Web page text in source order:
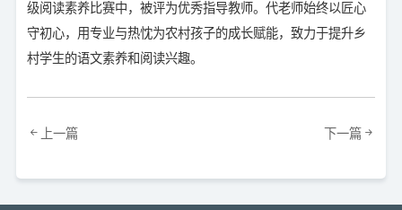
级阅读素养比赛中，被评为优秀指导教师。代老师始终以匠心
守初心，用专业与热忱为农村孩子的成长赋能，致力于提升乡
村学生的语文素养和阅读兴趣。
上一篇 下一篇